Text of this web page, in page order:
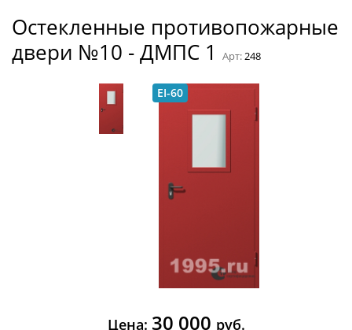
Остекленные противопожарные
двери №10 - ДМПС 1
Арт:248
EI-60
Цена: 30 000 руб.